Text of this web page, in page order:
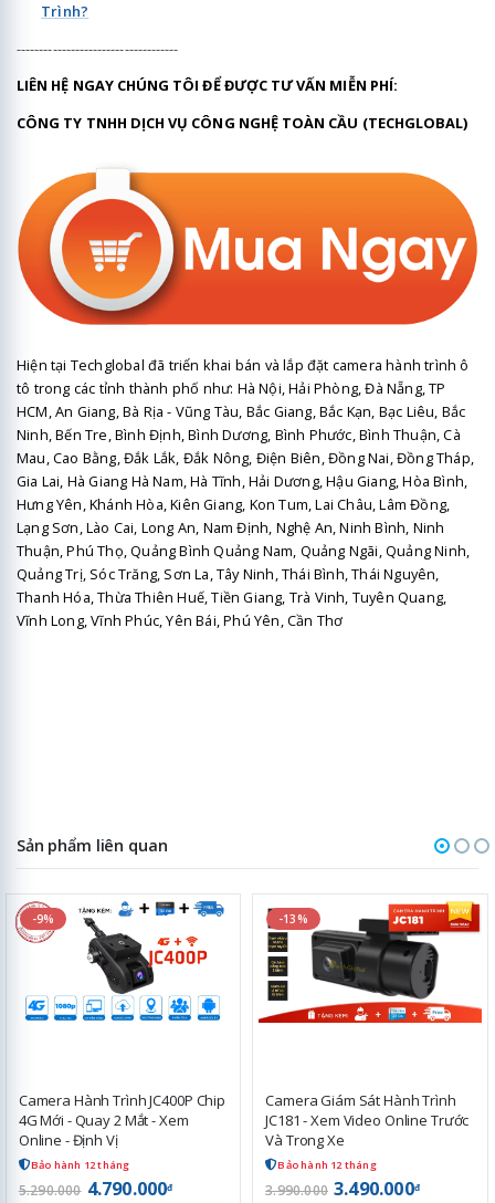
Trình?
------------------------------------
LIÊN HỆ NGAY CHÚNG TÔI ĐỂ ĐƯỢC TƯ VẤN MIỄN PHÍ:
CÔNG TY TNHH DỊCH VỤ CÔNG NGHỆ TOÀN CẦU (TECHGLOBAL)
Hiện tại Techglobal đã triển khai bán và lắp đặt camera hành trình ô
tô trong các tỉnh thành phố như: Hà Nội, Hải Phòng, Đà Nẵng, TP
HCM, An Giang, Bà Rịa - Vũng Tàu, Bắc Giang, Bắc Kạn, Bạc Liêu, Bắc
Ninh, Bến Tre, Bình Định, Bình Dương, Bình Phước, Bình Thuận, Cà
Mau, Cao Bằng, Đắk Lắk, Đắk Nông, Điện Biên, Đồng Nai, Đồng Tháp,
Gia Lai, Hà Giang Hà Nam, Hà Tĩnh, Hải Dương, Hậu Giang, Hòa Bình,
Hưng Yên, Khánh Hòa, Kiên Giang, Kon Tum, Lai Châu, Lâm Đồng,
Lạng Sơn, Lào Cai, Long An, Nam Định, Nghệ An, Ninh Bình, Ninh
Thuận, Phú Thọ, Quảng Bình Quảng Nam, Quảng Ngãi, Quảng Ninh,
Quảng Trị, Sóc Trăng, Sơn La, Tây Ninh, Thái Bình, Thái Nguyên,
Thanh Hóa, Thừa Thiên Huế, Tiền Giang, Trà Vinh, Tuyên Quang,
Vĩnh Long, Vĩnh Phúc, Yên Bái, Phú Yên, Cần Thơ
Sản phẩm liên quan
-9%
Camera Hành Trình JC400P Chip
4G Mới - Quay 2 Mắt - Xem
Online - Định Vị
Bảo hành 12 tháng
5.290.000 4.790.000đ
-13%
Camera Giám Sát Hành Trình
JC181 - Xem Video Online Trước
Và Trong Xe
Bảo hành 12 tháng
3.990.000 3.490.000đ